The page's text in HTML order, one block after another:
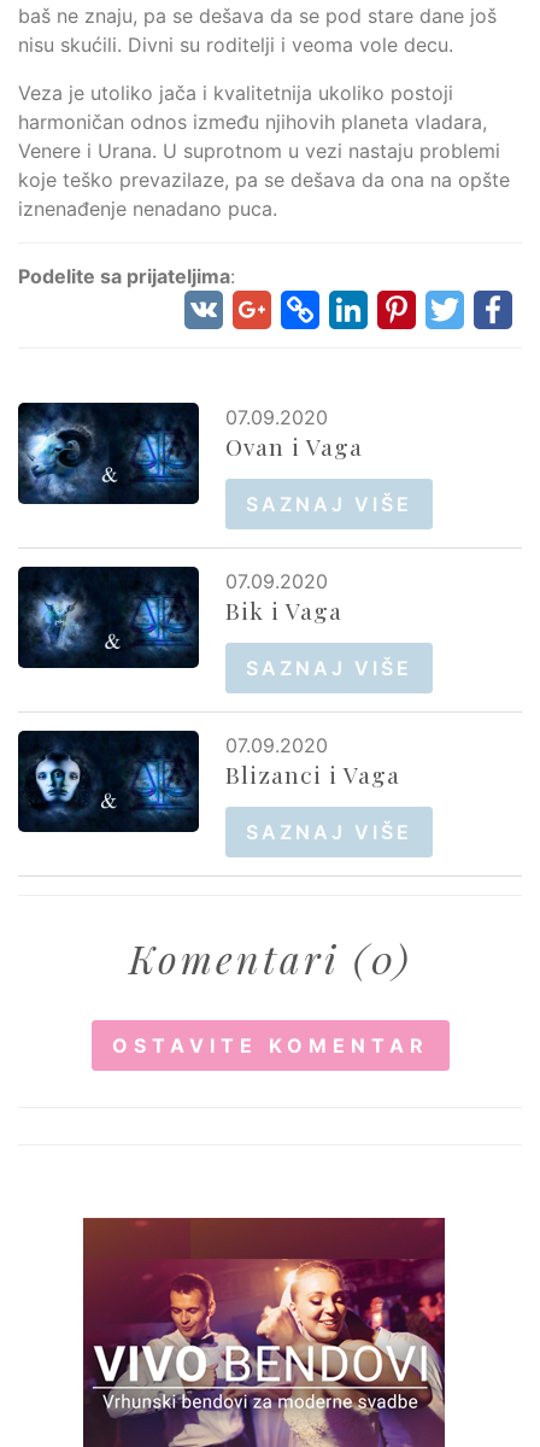
baš ne znaju, pa se dešava da se pod stare dane još
nisu skućili. Divni su roditelji i veoma vole decu.
Veza je utoliko jača i kvalitetnija ukoliko postoji
harmoničan odnos između njihovih planeta vladara,
Venere i Urana. U suprotnom u vezi nastaju problemi
koje teško prevazilaze, pa se dešava da ona na opšte
iznenađenje nenadano puca.
Podelite sa prijateljima:
07.09.2020
Ovan i Vaga
SAZNAJ VIŠE
07.09.2020
Bik i Vaga
SAZNAJ VIŠE
07.09.2020
Blizanci i Vaga
SAZNAJ VIŠE
Komentari (0)
OSTAVITE KOMENTAR